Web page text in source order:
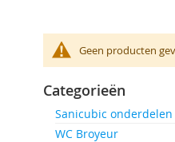
Geen producten
Categorieën
Sanicubic onderdelen
WC Broyeur